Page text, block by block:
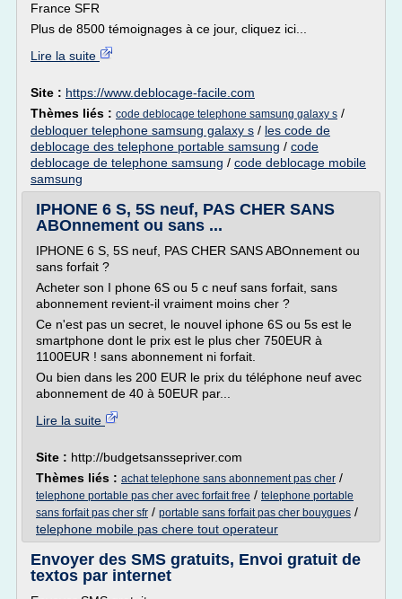
France SFR
Plus de 8500 témoignages à ce jour, cliquez ici...
Lire la suite
Site : https://www.deblocage-facile.com
Thèmes liés : code deblocage telephone samsung galaxy s /
debloquer telephone samsung galaxy s / les code de
deblocage des telephone portable samsung / code
deblocage de telephone samsung / code deblocage mobile
samsung
IPHONE 6 S, 5S neuf, PAS CHER SANS
ABOnnement ou sans ...
IPHONE 6 S, 5S neuf, PAS CHER SANS ABOnnement ou
sans forfait ?
Acheter son I phone 6S ou 5 c neuf sans forfait, sans
abonnement revient-il vraiment moins cher ?
Ce n'est pas un secret, le nouvel iphone 6S ou 5s est le
smartphone dont le prix est le plus cher 750EUR à
1100EUR ! sans abonnement ni forfait.
Ou bien dans les 200 EUR le prix du téléphone neuf avec
abonnement de 40 à 50EUR par...
Lire la suite
Site : http://budgetsanssepriver.com
Thèmes liés : achat telephone sans abonnement pas cher /
telephone portable pas cher avec forfait free / telephone portable
sans forfait pas cher sfr / portable sans forfait pas cher bouygues /
telephone mobile pas chere tout operateur
Envoyer des SMS gratuits, Envoi gratuit de
textos par internet